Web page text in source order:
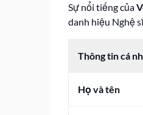
Sự nổi tiếng của
danh hiệu Nghệ
Thông tin cá
Họ và tên